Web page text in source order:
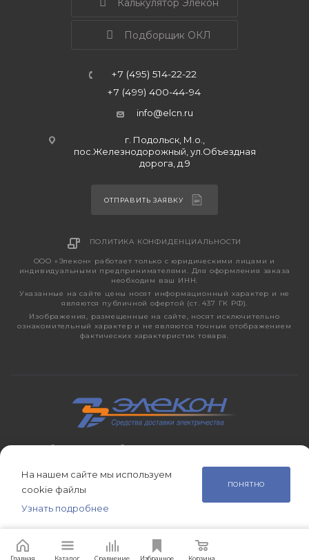
Калькулятор Элекон
Подборщик ОКЛ
+7 (495) 514-22-22
+7 (499) 400-44-94
info@elcn.ru
г. Подольск, М.о.,
пос.Железнодорожный, ул.Объездная
дорога, д.9
ОТПРАВИТЬ ЗАЯВКУ
ПОЛИТИКА КОНФИДЕНЦИАЛЬНОСТИ
ООО «Элекон» работает только с юридическими лицами и
индивидуальными предпринимателями. Для оформления заказа
необходим ваш ИНН.
Указанные на сайте цены носят информационный характер и не
являются публичной офертой (ст. 437 ГК РФ).
Изображения, размещенные на сайте, носят исключительно
ознакомительный характер и не являются точным отображением
фактических характеристик товара.
2026 © ЭЛЕКОН – кабельно-проводниковая продукция,
Главная Каталог Сравнение Избранное Корзина
На нашем сайте мы используем
cookie файлы
Узнать подробнее
ПОНЯТНО